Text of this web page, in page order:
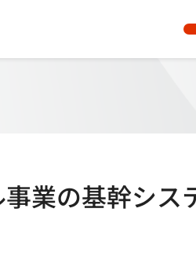
業の基幹シス